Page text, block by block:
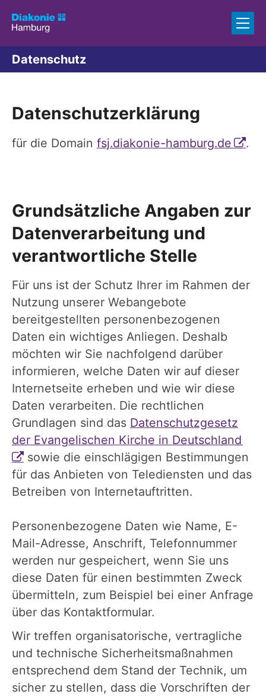
Datenschutz
Datenschutzerklärung
für die Domain fsj.diakonie-hamburg.de .
Grundsätzliche Angaben zur
Datenverarbeitung und
verantwortliche Stelle
Für uns ist der Schutz Ihrer im Rahmen der
Nutzung unserer Webangebote
bereitgestellten personenbezogenen
Daten ein wichtiges Anliegen. Deshalb
möchten wir Sie nachfolgend darüber
informieren, welche Daten wir auf dieser
Internetseite erheben und wie wir diese
Daten verarbeiten. Die rechtlichen
Grundlagen sind das Datenschutzgesetz
der Evangelischen Kirche in Deutschland
sowie die einschlägigen Bestimmungen
für das Anbieten von Telediensten und das
Betreiben von Internetauftritten.
Personenbezogene Daten wie Name, E-
Mail-Adresse, Anschrift, Telefonnummer
werden nur gespeichert, wenn Sie uns
diese Daten für einen bestimmten Zweck
übermitteln, zum Beispiel bei einer Anfrage
über das Kontaktformular.
Wir treffen organisatorische, vertragliche
und technische Sicherheitsmaßnahmen
entsprechend dem Stand der Technik, um
sicher zu stellen, dass die Vorschriften der